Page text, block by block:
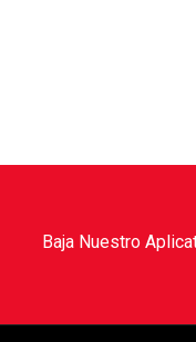
Baja Nuestro